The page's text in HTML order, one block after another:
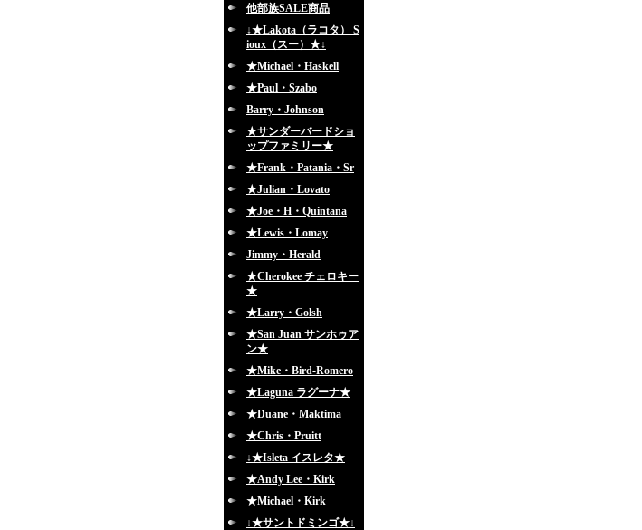
他部族SALE商品
↓★Lakota（ラコタ） S
ioux（スー）★↓
★Michael・Haskell
★Paul・Szabo
Barry・Johnson
★サンダーバードショ
ップファミリー★
★Frank・Patania・Sr
★Julian・Lovato
★Joe・H・Quintana
★Lewis・Lomay
Jimmy・Herald
★Cherokee チェロキー
★
★Larry・Golsh
★San Juan サンホゥア
ン★
★Mike・Bird-Romero
★Laguna ラグーナ★
★Duane・Maktima
★Chris・Pruitt
↓★Isleta イスレタ★
★Andy Lee・Kirk
★Michael・Kirk
↓★サントドミンゴ★↓